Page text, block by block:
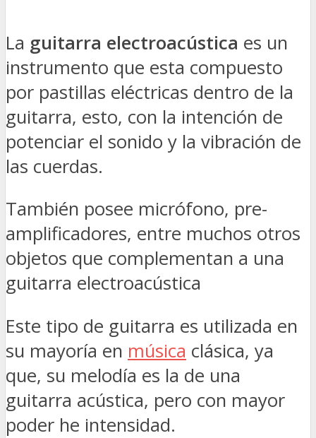
La guitarra electroacústica es un
instrumento que esta compuesto
por pastillas eléctricas dentro de la
guitarra, esto, con la intención de
potenciar el sonido y la vibración de
las cuerdas.
También posee micrófono, pre-
amplificadores, entre muchos otros
objetos que complementan a una
guitarra electroacústica
Este tipo de guitarra es utilizada en
su mayoría en música clásica, ya
que, su melodía es la de una
guitarra acústica, pero con mayor
poder he intensidad.